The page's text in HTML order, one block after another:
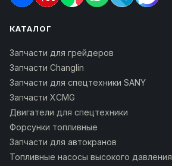
КАТАЛОГ
Запчасти для грейдеров
Запчасти Changlin
Запчасти для спецтехники SANY
Запчасти XCMG
Двигатели для спецтехники
Форсунки топливные
Запчасти для автокранов
Топливные насосы высокого давления